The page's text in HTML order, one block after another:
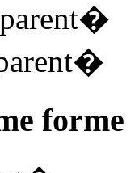
�
�
forme